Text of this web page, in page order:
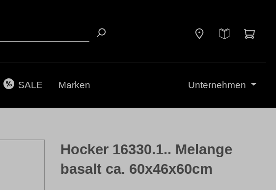
SALE Marken Unternehmen
Hocker 16330.1.. Melange
basalt ca. 60x46x60cm